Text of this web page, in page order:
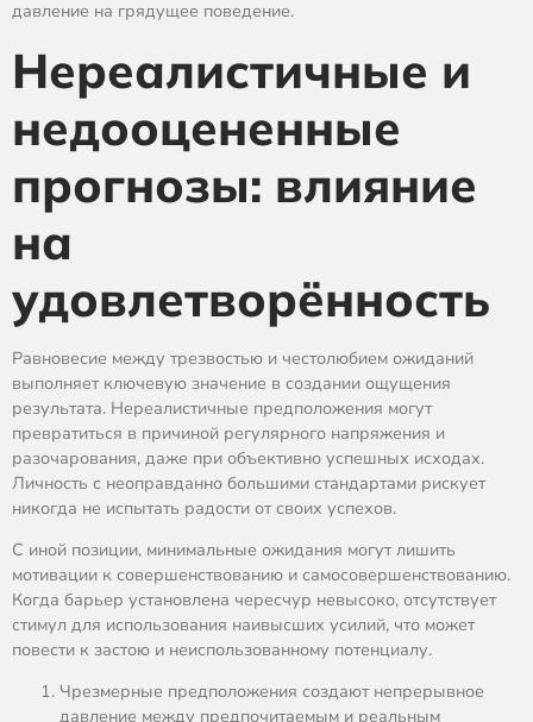
давление на грядущее поведение.
Нереалистичные и
недооцененные
прогнозы: влияние
на
удовлетворённость
Равновесие между трезвостью и честолюбием ожиданий
выполняет ключевую значение в создании ощущения
результата. Нереалистичные предположения могут
превратиться в причиной регулярного напряжения и
разочарования, даже при объективно успешных исходах.
Личность с неоправданно большими стандартами рискует
никогда не испытать радости от своих успехов.
С иной позиции, минимальные ожидания могут лишить
мотивации к совершенствованию и самосовершенствованию.
Когда барьер установлена чересчур невысоко, отсутствует
стимул для использования наивысших усилий, что может
повести к застою и неиспользованному потенциалу.
Чрезмерные предположения создают непрерывное
давление между предпочитаемым и реальным